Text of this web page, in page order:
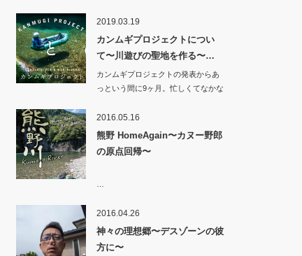
2019.03.19
カンムギプロジェクトについ
て〜川遊びの聖地を作る〜…
カンムギプロジェクトの発表からあ
っという間に9ヶ月。忙しくてなかな
2016.05.16
熊野 HomeAgain〜カヌー野郎
の原点回帰〜
2016.04.26
神々の理想郷〜デスゾーンの彼
方に〜